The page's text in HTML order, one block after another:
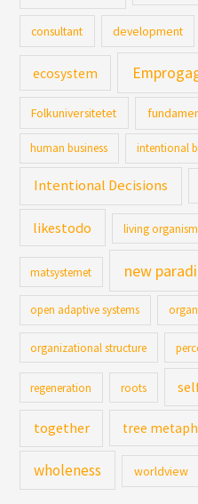
consultant development
ecosystem
Folkuniversitetet
human business intentional
Intentional Decisions
likestodo living organism
matsystemet new
open adaptive systems
organizational structure
regeneration roots
together tree
wholeness worldview